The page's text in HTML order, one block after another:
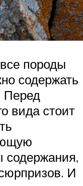
породы
содержать
Перед
вида стоит
содержания,
И